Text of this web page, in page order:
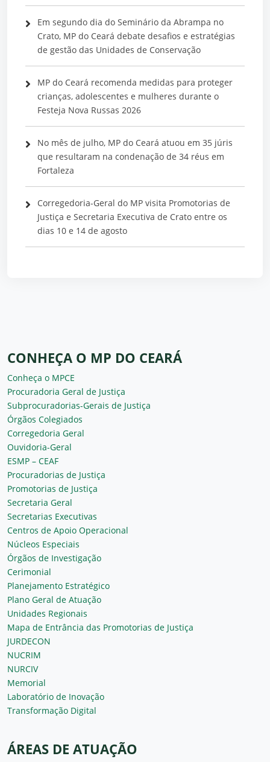
Em segundo dia do Seminário da Abrampa no
Crato, MP do Ceará debate desafios e estratégias
de gestão das Unidades de Conservação
MP do Ceará recomenda medidas para proteger
crianças, adolescentes e mulheres durante o
Festeja Nova Russas 2026
No mês de julho, MP do Ceará atuou em 35 júris
que resultaram na condenação de 34 réus em
Fortaleza
Corregedoria-Geral do MP visita Promotorias de
Justiça e Secretaria Executiva de Crato entre os
dias 10 e 14 de agosto
CONHEÇA O MP DO CEARÁ
Conheça o MPCE
Procuradoria Geral de Justiça
Subprocuradorias-Gerais de Justiça
Órgãos Colegiados
Corregedoria Geral
Ouvidoria-Geral
ESMP – CEAF
Procuradorias de Justiça
Promotorias de Justiça
Secretaria Geral
Secretarias Executivas
Centros de Apoio Operacional
Núcleos Especiais
Órgãos de Investigação
Cerimonial
Planejamento Estratégico
Plano Geral de Atuação
Unidades Regionais
Mapa de Entrância das Promotorias de Justiça
JURDECON
NUCRIM
NURCIV
Memorial
Laboratório de Inovação
Transformação Digital
ÁREAS DE ATUAÇÃO